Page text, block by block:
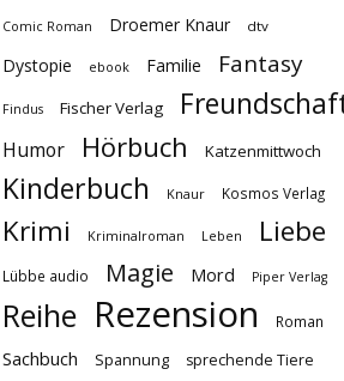
Comic Roman Droemer Knaur dtv
Dystopie ebook Familie Fantasy
Findus Fischer Verlag
Humor Hörbuch Katzenmittwoch
Kinderbuch Knaur Kosmos Verlag
Krimi Kriminalroman Leben Liebe
Lübbe audio Magie Mord Piper Verlag
Reihe Rezension Roman
Sachbuch Spannung sprechende Tiere